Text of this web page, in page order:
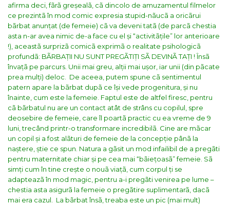
afirma deci, fãrã greșealã, cã dincolo de amuzamentul filmelor
ce prezintã în mod comic expresia stupid-nãucã a oricãrui
bãrbat anunțat (de femeie) cã va deveni tatã (de parcã chestia
asta n-ar avea nimic de-a face cu el și “activitãțile” lor anterioare
!), aceastã surprizã comicã exprimã o realitate psihologicã
profundã: BÃRBAȚII NU SUNT PREGÃTIȚI SÃ DEVINÃ TAȚI ! Însã
învațã pe parcurs. Unii mai greu, alții mai ușor, iar unii (din pãcate
prea mulți) deloc.
De aceea, putem spune cã sentimentul
patern apare la bãrbat dupã ce își vede progenitura, și nu
înainte, cum este la femeie. Faptul este de altfel firesc, pentru
cã bãrbatul nu are un contact atât de strâns cu copilul, spre
deosebire de femeie, care îl poartã practic cu ea vreme de 9
luni, trecând printr-o transformare incredibilã. Cine are mãcar
un copil și a fost alãturi de femeie de la concepție pânã la
naștere, știe ce spun. Natura a gãsit un mod infailibil de a pregãti
pentru maternitate chiar și pe cea mai “bãiețoasã” femeie. Sã
simți cum în tine crește o nouã viațã, cum corpul ți se
adapteazã în mod magic, pentru a-i pregãti venirea pe lume –
chestia asta asigurã la femeie o pregãtire suplimentarã, dacã
mai era cazul.
La bãrbat însã, treaba este un pic (mai mult)